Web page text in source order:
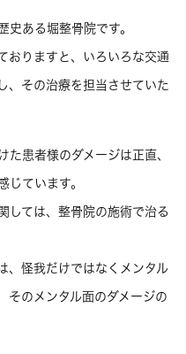
史ある堀整骨院です。
おりますと、いろいろな交通
、その治療を担当させていた
た患者様のダメージは正直、
じています。
しては、整骨院の施術で治る
、怪我だけではなくメンタル
そのメンタル面のダメージの